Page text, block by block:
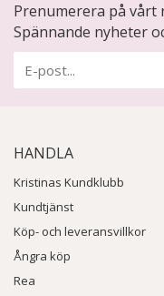
Prenumerera på vårt
Spännande nyheter
HANDLA
Kristinas Kundklubb
Kundtjänst
Köp- och leveransvillkor
Ångra köp
Rea